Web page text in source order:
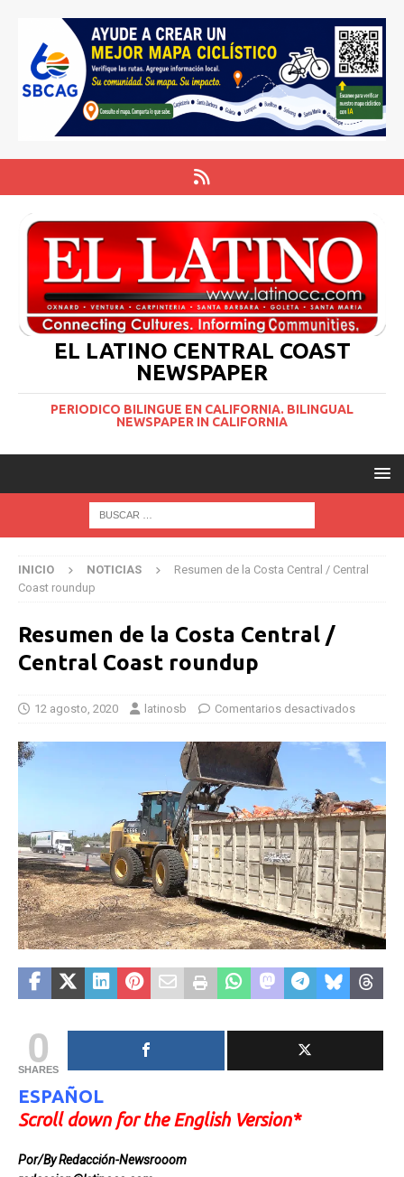
EL LATINO CENTRAL COAST
NEWSPAPER
PERIODICO BILINGUE EN CALIFORNIA. BILINGUAL
NEWSPAPER IN CALIFORNIA
INICIO NOTICIAS
Resumen de la Costa Central / Central
Coast roundup
Resumen de la Costa Central /
Central Coast roundup
12 agosto, 2020 latinosb Comentarios desactivados
0
SHARES
ESPAÑOL
Scroll down for the English Version*
Por/By Redacción-Newsrooom